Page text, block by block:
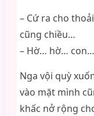
– Cứ ra cho
cũng chiều…
– Hờ… hờ…
Nga vội quỳ
vào mặt mình
khấc nở rộng